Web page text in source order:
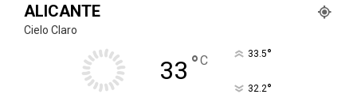
ALICANTE
Cielo Claro
33 °C 33.5°
32.2°